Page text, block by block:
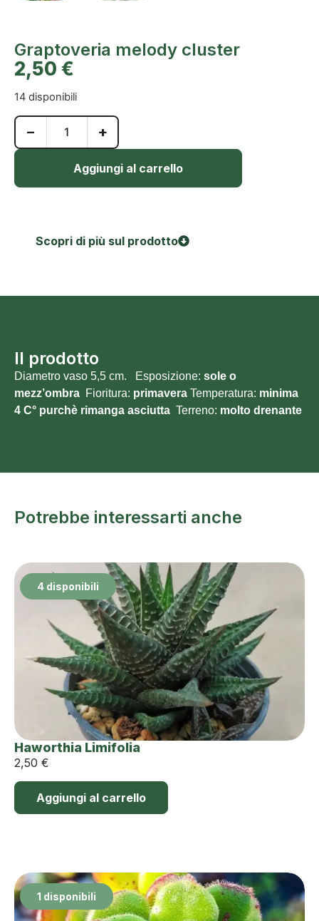
Graptoveria melody cluster
2,50 €
14 disponibili
− +
Aggiungi al carrello
Scopri di più sul prodotto
Il prodotto
Diametro vaso 5,5 cm. Esposizione: sole o
mezz’ombra Fioritura: primavera Temperatura: minima
4 C° purchè rimanga asciutta Terreno: molto drenante
Potrebbe interessarti anche
4 disponibili
Haworthia Limifolia
2,50 €
Aggiungi al carrello
1 disponibili